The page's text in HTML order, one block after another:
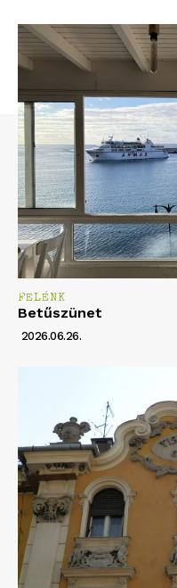
FELÉNK
Betűszünet
2026.06.26.